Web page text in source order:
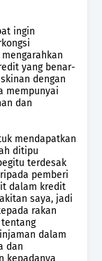
ingin
yang benar-
dengan
mempunyai
dan
mendapatkan
ditipu
terdesak
pemberi
dalam kredit
saya, jadi
rakan
dalam
dan
kepadanya